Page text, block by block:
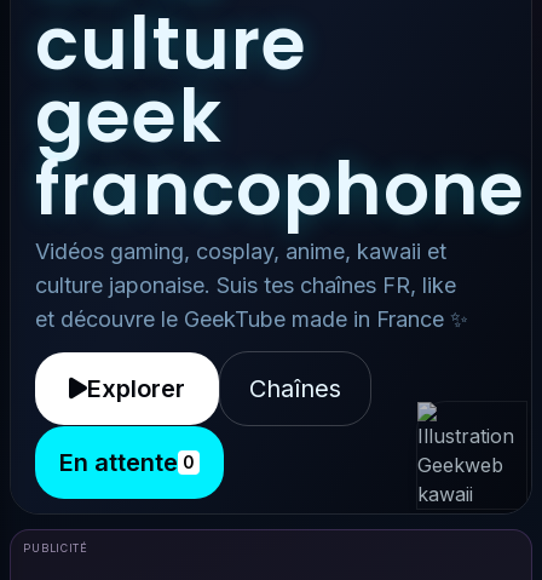
culture
geek
francophone
Vidéos gaming, cosplay, anime, kawaii et
culture japonaise. Suis tes chaînes FR, like
et découvre le GeekTube made in France ✨
Explorer Chaînes
En attente 0
PUBLICITÉ